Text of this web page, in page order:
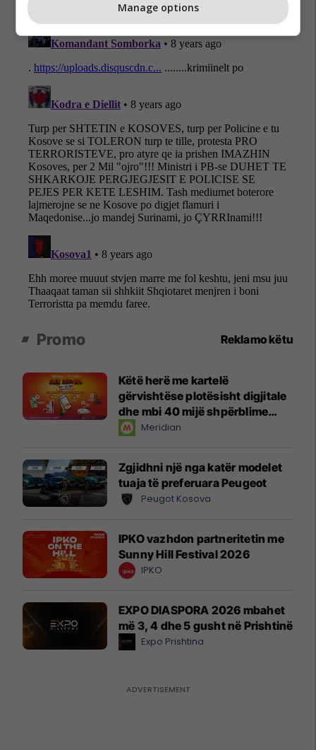
Promo Reklamo këtu
Këtë herë me kartelë
gërvishtëse plotësisht digjitale
dhe mbi 40 mijë shpërblime
instant!Meridian
Zgjidhni një nga katër modelet
tuaja të preferuara Peugeot
Peugot Kosova
IPKO vazhdon partneritetin me
Sunny Hill Festival 2026
IPKO
EXPO DIASPORA 2026 mbahet
më 3, 4 dhe 5 gusht në Prishtinë
Expo Prishtina
Manage options